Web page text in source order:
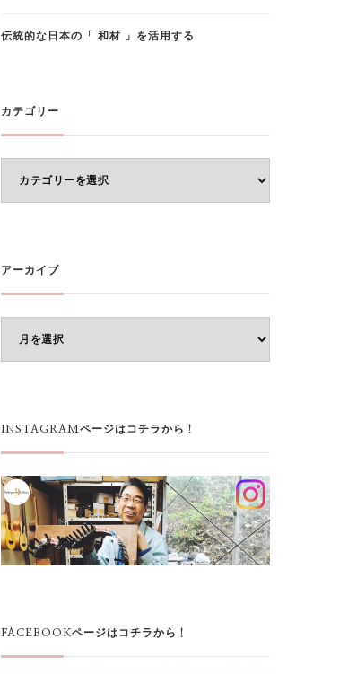
伝統的な日本の「 和材 」を活用する
カテゴリー
ー
アーカイブ
ブ
INSTAGRAMページはコチラから！
FACEBOOKページはコチラから！